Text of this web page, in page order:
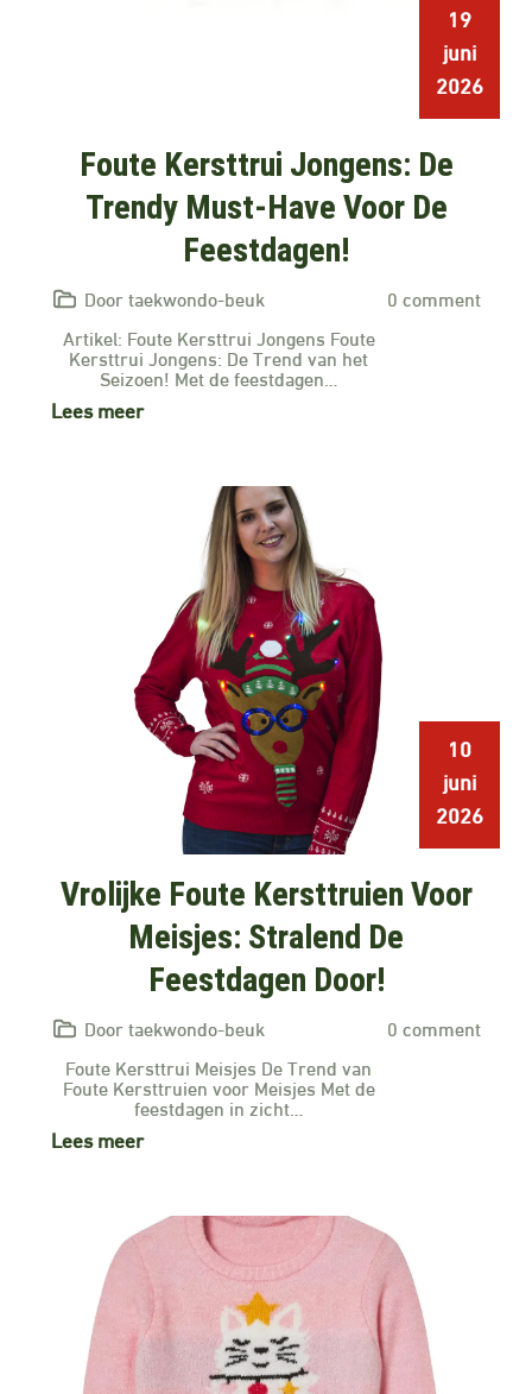
19
juni
2026
Foute Kersttrui Jongens: De
Trendy Must-Have Voor De
Feestdagen!
Door taekwondo-beuk
0 comment
Artikel: Foute Kersttrui Jongens Foute
Kersttrui Jongens: De Trend van het
Seizoen! Met de feestdagen…
Lees meer
10
juni
2026
Vrolijke Foute Kersttruien Voor
Meisjes: Stralend De
Feestdagen Door!
Door taekwondo-beuk
0 comment
Foute Kersttrui Meisjes De Trend van
Foute Kersttruien voor Meisjes Met de
feestdagen in zicht…
Lees meer